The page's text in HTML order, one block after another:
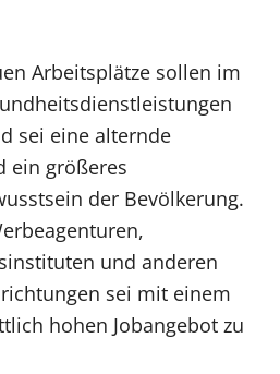
Arbeitsplätze sollen im
sei eine alternde
ein größeres
der Bevölkerung.
und anderen
sei mit einem
hohen Jobangebot zu